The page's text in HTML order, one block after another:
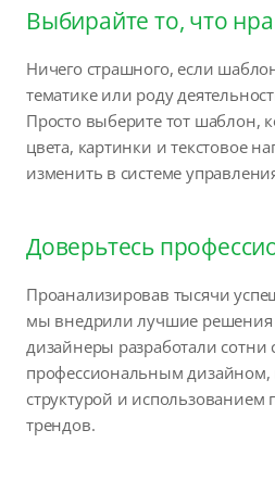
Выбирайте то, что
Ничего страшного, если
тематике или роду
Просто выберите тот шаблон,
цвета, картинки и текстовое
изменить в системе
Доверьтесь
Проанализировав тысячи
мы внедрили лучшие решения
дизайнеры разработали сотни
профессиональным
структурой и использованием
трендов.